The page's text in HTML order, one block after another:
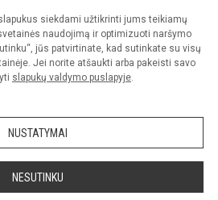
siekdami užtikrinti jums teikiamų
naudojimą ir optimizuoti naršymo
jūs patvirtinate, kad sutinkate su visų
Jei norite atšaukti arba pakeisti savo
slapukų valdymo puslapyje.
NUSTATYMAI
NESUTINKU
Būgos gimnazija. Visos teisės saugomos.
gimnazijos sutikimo griežtai draudžiama.
paraiška Slapukų valdymas